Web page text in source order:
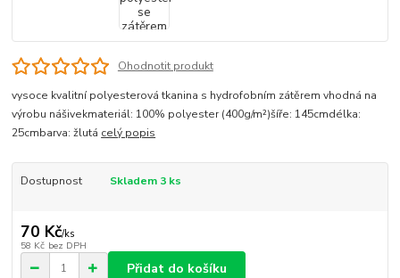
Ohodnotit produkt
vysoce kvalitní polyesterová tkanina s hydrofobním zátěrem vhodná na
výrobu nášivekmateriál: 100% polyester (400g/m²)šíře: 145cmdélka:
25cmbarva: žlutá celý popis
Dostupnost Skladem 3 ks
70 Kč/ks
58 Kč bez DPH
Přidat do košíku